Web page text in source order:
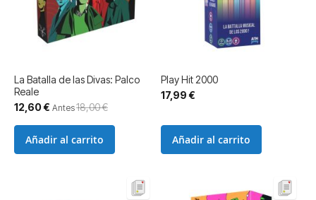
La Batalla de las Divas: Palco
Reale
Precio
especial
12,60 € Antes18,00 €
Añadir al carrito
Play Hit 2000
17,99 €
Añadir al carrito